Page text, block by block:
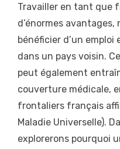
Travailler en tant que
d’énormes
bénéficier d’un
dans un pays voisin.
peut également
couverture médicale,
frontaliers français
Maladie Universelle).
explorerons pourquoi